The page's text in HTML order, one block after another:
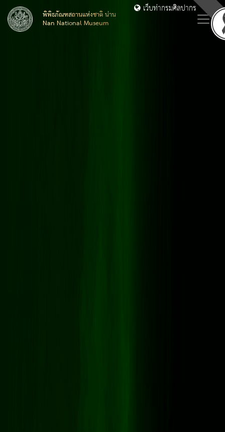
พิพิธภัณฑสถานแห่งชาติ น่าน
Nan National Museum
เว็บท่ากรมศิลปากร